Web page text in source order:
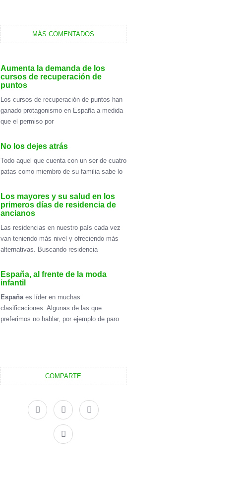
MÁS COMENTADOS
Aumenta la demanda de los
cursos de recuperación de
puntos
Los cursos de recuperación de puntos han
ganado protagonismo en España a medida
que el permiso por
No los dejes atrás
Todo aquel que cuenta con un ser de cuatro
patas como miembro de su familia sabe lo
Los mayores y su salud en los
primeros días de residencia de
ancianos
Las residencias en nuestro país cada vez
van teniendo más nivel y ofreciendo más
alternativas. Buscando residencia
España, al frente de la moda
infantil
España es líder en muchas
clasificaciones. Algunas de las que
preferimos no hablar, por ejemplo de paro
COMPARTE
a
c
e
-
t
w
i
t
t
n
s
t
i
n
k
e
d
i